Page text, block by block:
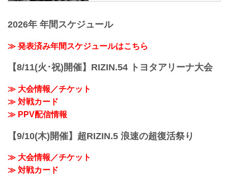
第3試合／白川ダーク陸斗 vs. マゲラム・
第2試合／アラン“ヒロ”ヤマニハ vs. 山本
第2試合／アラン“ヒロ”ヤマニハ vs. 山本
イジン ファイティング フェデレーショ
いきます。
2026年 年間スケジュール
≫ 発表済み年間スケジュールはこちら
【8/11(火･祝)開催】RIZIN.54 トヨタアリーナ大会
≫ 大会情報／チケット
≫ 対戦カード
≫ PPV配信情報
【9/10(木)開催】超RIZIN.5 浪速の超復活祭り
≫ 大会情報／チケット
≫ 対戦カード